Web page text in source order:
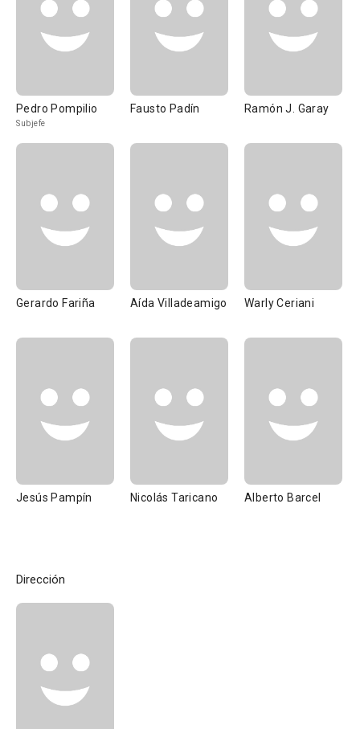
Pedro Pompilio
Subjefe
Fausto Padín Ramón J. Garay
Gerardo Fariña Aída Villadeamigo Warly Ceriani
Jesús Pampín Nicolás Taricano Alberto Barcel
Dirección